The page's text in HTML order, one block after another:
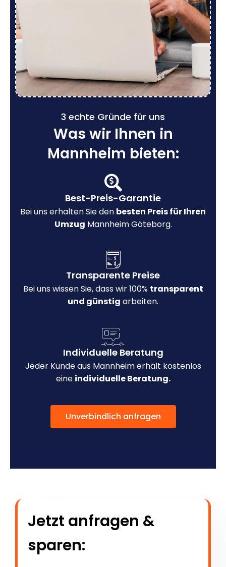
3 echte Gründe für uns
Was wir Ihnen in
Mannheim bieten:
Best-Preis-Garantie
Bei uns erhalten Sie den besten Preis für Ihren
Umzug Mannheim Göteborg.
Transparente Preise
Bei uns wissen Sie, dass wir 100% transparent
und günstig arbeiten.
Individuelle Beratung
Jeder Kunde aus Mannheim erhält kostenlos
eine individuelle Beratung.
Unverbindlich anfragen
Jetzt anfragen &
sparen: